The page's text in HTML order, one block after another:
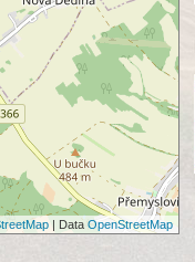
| Data OpenStreetMap